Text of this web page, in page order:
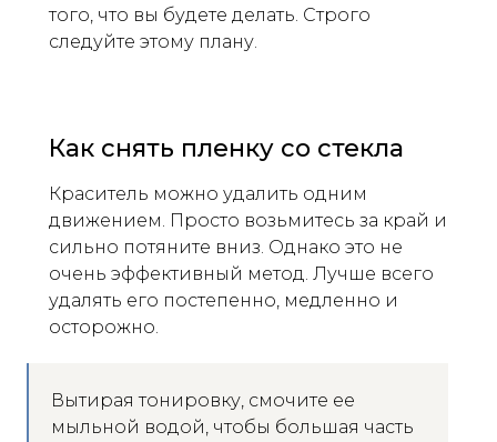
того, что вы будете делать. Строго
следуйте этому плану.
Как снять пленку со стекла
Краситель можно удалить одним
движением. Просто возьмитесь за край и
сильно потяните вниз. Однако это не
очень эффективный метод. Лучше всего
удалять его постепенно, медленно и
осторожно.
Вытирая тонировку, смочите ее
мыльной водой, чтобы большая часть